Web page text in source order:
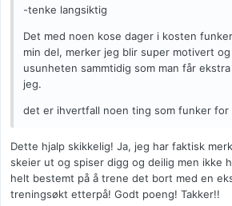
-tenke langsiktig
Det med noen kose dager i kosten
min del, merker jeg blir super motivert
usunheten sammtidig som man får
jeg.
det er ihvertfall noen ting som funker for
Dette hjalp skikkelig! Ja, jeg har faktisk
skeier ut og spiser digg og deilig men ikke
helt bestemt på å trene det bort med en
treningsøkt etterpå! Godt poeng! Takker!!